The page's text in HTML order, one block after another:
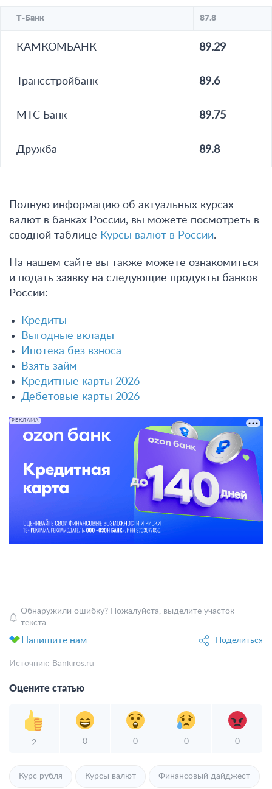
Т-Банк 87.8
КАМКОМБАНК 89.29
Трансстройбанк 89.6
МТС Банк 89.75
Дружба 89.8
Полную информацию об актуальных курсах
валют в банках России, вы можете посмотреть в
сводной таблице Курсы валют в России.
На нашем сайте вы также можете ознакомиться
и подать заявку на следующие продукты банков
России:
Кредиты
Выгодные вклады
Ипотека без взноса
Взять займ
Кредитные карты 2026
Дебетовые карты 2026
РЕКЛАМА
Обнаружили ошибку? Пожалуйста, выделите участок
текста.
Напишите нам Поделиться
Источник: Bankiros.ru
Оцените статью
2 0 0 0 0
Курс рубля Курсы валют Финансовый дайджест